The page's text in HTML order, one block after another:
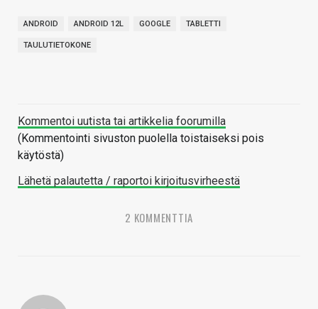
ANDROID ANDROID 12L GOOGLE TABLETTI
TAULUTIETOKONE
Kommentoi uutista tai artikkelia foorumilla
(Kommentointi sivuston puolella toistaiseksi pois
käytöstä)
Lähetä palautetta / raportoi kirjoitusvirheestä
2 KOMMENTTIA